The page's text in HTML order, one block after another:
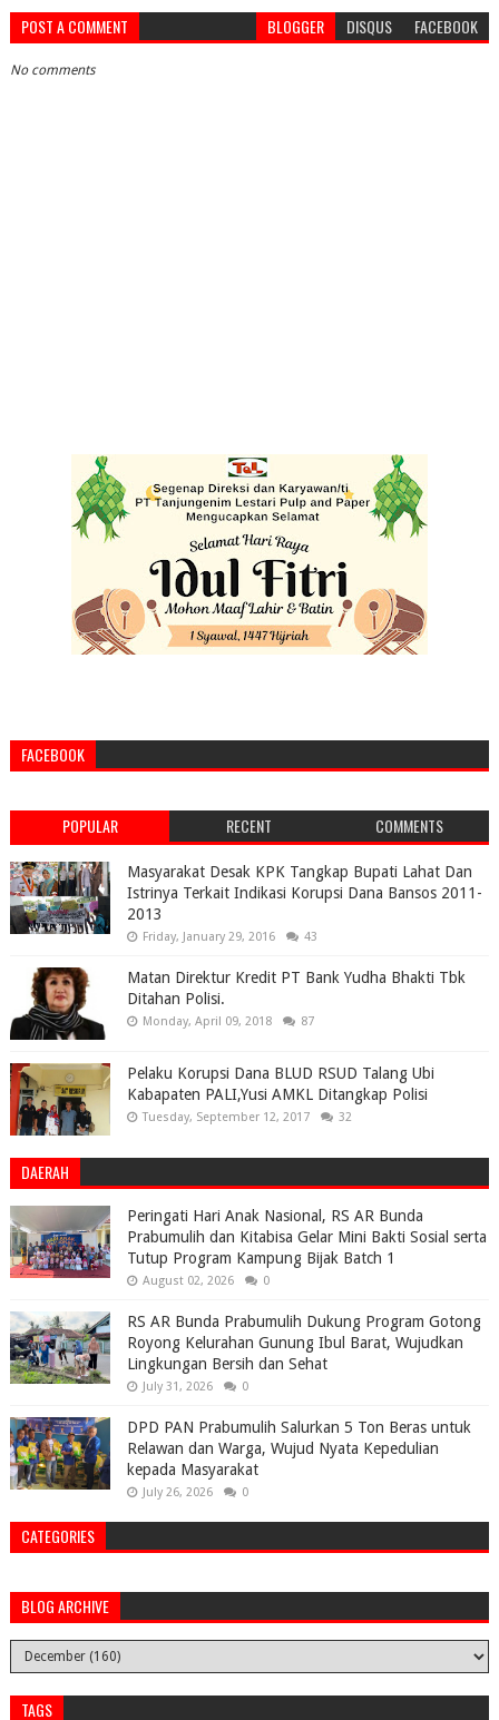
POST A COMMENT BLOGGER DISQUS FACEBOOK
No comments
FACEBOOK
POPULAR RECENT COMMENTS
Masyarakat Desak KPK Tangkap Bupati Lahat Dan
Istrinya Terkait Indikasi Korupsi Dana Bansos 2011-
2013
Friday, January 29, 2016 43
Matan Direktur Kredit PT Bank Yudha Bhakti Tbk
Ditahan Polisi.
Monday, April 09, 2018 87
Pelaku Korupsi Dana BLUD RSUD Talang Ubi
Kabapaten PALI,Yusi AMKL Ditangkap Polisi
Tuesday, September 12, 2017 32
DAERAH
Peringati Hari Anak Nasional, RS AR Bunda
Prabumulih dan Kitabisa Gelar Mini Bakti Sosial serta
Tutup Program Kampung Bijak Batch 1
August 02, 2026 0
RS AR Bunda Prabumulih Dukung Program Gotong
Royong Kelurahan Gunung Ibul Barat, Wujudkan
Lingkungan Bersih dan Sehat
July 31, 2026 0
DPD PAN Prabumulih Salurkan 5 Ton Beras untuk
Relawan dan Warga, Wujud Nyata Kepedulian
kepada Masyarakat
July 26, 2026 0
CATEGORIES
BLOG ARCHIVE
TAGS